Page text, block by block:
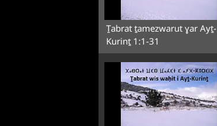
Ṯabrat ṯamezwarut ɣar Ayṯ-
Kurinṯ 1:1-31